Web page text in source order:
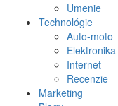
Umenie
Technológie
Auto-moto
Elektronika
Internet
Recenzie
Marketing